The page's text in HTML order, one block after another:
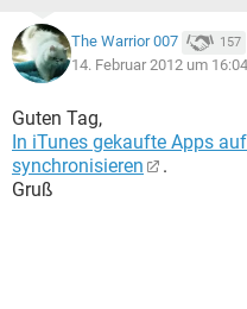
The Warrior 007 157
14. Februar 2012 um 16:04
Guten Tag,
In iTunes gekaufte Apps
synchronisieren
.
Gruß